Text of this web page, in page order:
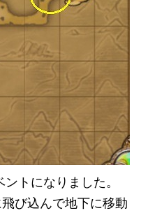
トになりました。
び込んで地下に移動